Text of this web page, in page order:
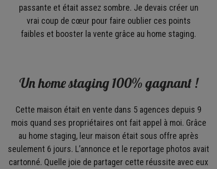
passante et était assez sombre. Je devais créer un
vrai coup de cœur pour faire oublier ces points
faibles et booster la vente grâce au home staging.
Un home staging 100% gagnant !
Cette maison était en vente dans 5 agences depuis 9
mois quand ses propriétaires ont fait appel à moi. Grâce
au home staging, leur maison était sous offre après
seulement 6 jours. L’annonce et le reportage photos avait
cartonné. Quelle joie de partager cette réussite avec eux